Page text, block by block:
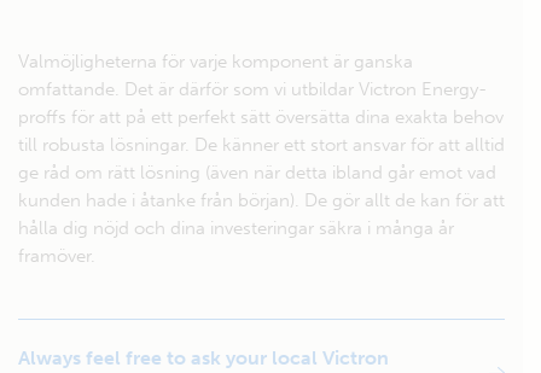
Valmöjligheterna för varje komponent är ganska
omfattande. Det är därför som vi utbildar Victron Energy-
proffs för att på ett perfekt sätt översätta dina exakta behov
till robusta lösningar. De känner ett stort ansvar för att alltid
ge råd om rätt lösning (även när detta ibland går emot vad
kunden hade i åtanke från början). De gör allt de kan för att
hålla dig nöjd och dina investeringar säkra i många år
framöver.
Always feel free to ask your local Victron